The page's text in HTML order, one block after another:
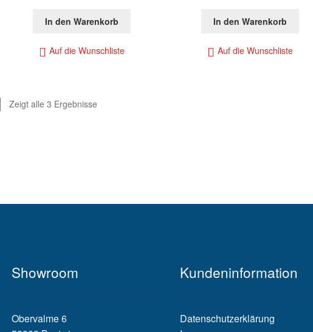
In den Warenkorb
Auf die Wunschliste
In den Warenkorb
Auf die Wunschliste
Zeigt alle 3 Ergebnisse
Showroom
Obervalme 6
Kundeninformation
Datenschutzerklärung